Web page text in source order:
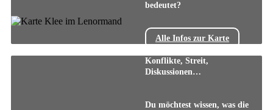
bedeutet?
Alle Infos zur Karte
Konflikte, Streit,
Diskussionen…
Du möchtest wissen, was die